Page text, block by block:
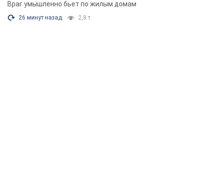
Враг умышленно бьет по жилым домам
26 минут назад 2,8 т.